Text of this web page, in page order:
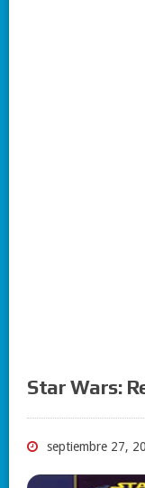
Star Wars:
septiembre 27,